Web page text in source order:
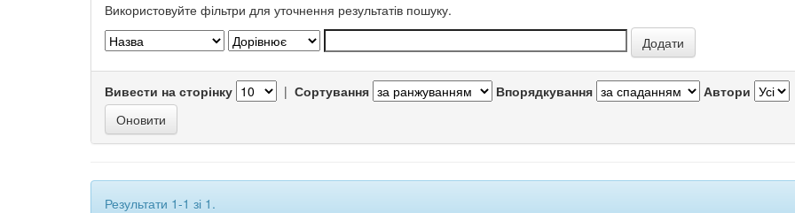
Використовуйте фільтри для уточнення результатів пошуку.
Вивести на сторінку | Сортування Впорядкування Автори
Результати 1-1 зі 1.